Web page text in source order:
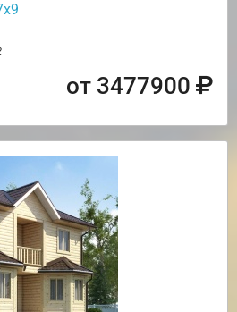
от 3477900